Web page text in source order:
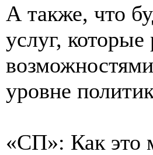
А также, что
услуг,
уровне
«СП»: Как это